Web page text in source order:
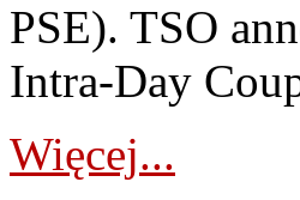
PSE). TSO
Intra-Day
Więcej...